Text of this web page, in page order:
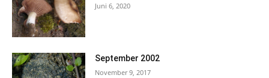
Juni 6, 2020
September 2002
November 9, 2017